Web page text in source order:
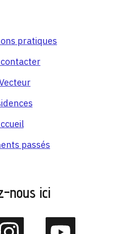
pratiques
contacter
passés
nous ici